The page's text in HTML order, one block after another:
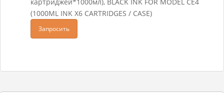
картриджей*1000мл), BLACK INK FOR MODEL CE4
(1000ML INK X6 CARTRIDGES / CASE)
Запросить